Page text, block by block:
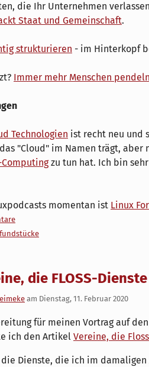
die Ihr Unternehmen
Staat und Gemeinschaft.
strukturieren - im Hinterkopf
Immer mehr Menschen
Technologien ist recht neu und
"Cloud" im Namen trägt,
zu tun hat. Ich bin
momentan ist Linux
fundstücke
die FLOSS-
am Dienstag, 11. Februar 2020
für meinen Vortrag auf
ich den Artikel Vereine, die
die Dienste, die ich im